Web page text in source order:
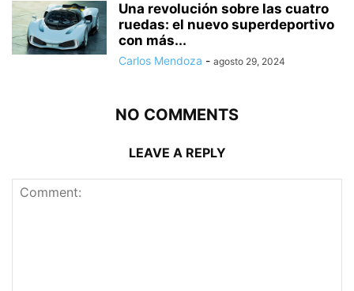
Una revolución sobre las cuatro
ruedas: el nuevo superdeportivo
con más...
Carlos Mendoza - agosto 29, 2024
NO COMMENTS
LEAVE A REPLY